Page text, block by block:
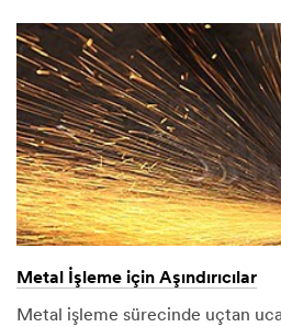
Metal İşleme için Aşındırıcılar
Metal işleme sürecinde uçtan uca